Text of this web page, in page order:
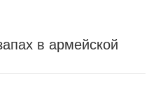
в армейской